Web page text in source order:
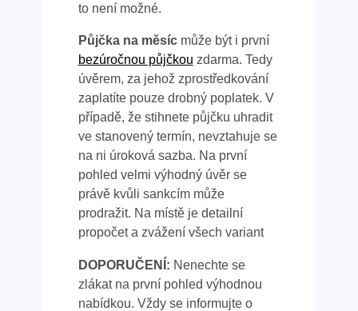
to není možné.
Půjčka na měsíc může být i první
bezúročnou půjčkou zdarma. Tedy
úvěrem, za jehož zprostředkování
zaplatíte pouze drobný poplatek. V
případě, že stihnete půjčku uhradit
ve stanovený termín, nevztahuje se
na ni úroková sazba. Na první
pohled velmi výhodný úvěr se
právě kvůli sankcím může
prodražit. Na místě je detailní
propočet a zvážení všech variant
DOPORUČENÍ: Nenechte se
zlákat na první pohled výhodnou
nabídkou. Vždy se informujte o